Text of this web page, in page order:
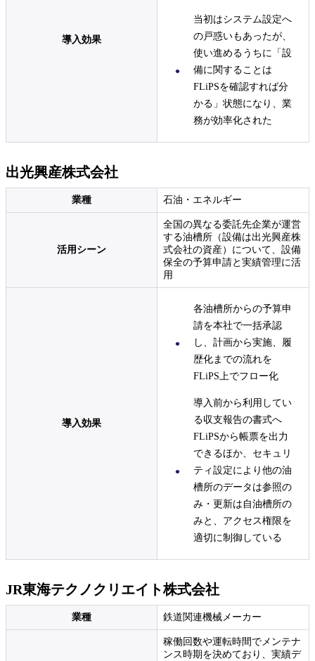
導入効果
当初はシステム設定へ
の戸惑いもあったが、
使い進めるうちに「設
備に関することは
FLiPSを確認すれば分
かる」状態になり、業
務が効率化された
出光興産株式会社
業種 石油・エネルギー
活用シーン
全国の異なる委託先企業が運営
する油槽所（設備は出光興産株
式会社の資産）について、設備
保全の予算申請と実績管理に活
用
導入効果
各油槽所からの予算申
請を本社で一括承認
し、計画から実施、履
歴化までの流れを
FLiPS上でフロー化
導入前から利用してい
る収支報告の書式へ
FLiPSから帳票を出力
できるほか、セキュリ
ティ設定により他の油
槽所のデータは参照の
み・更新は自油槽所の
みと、アクセス権限を
適切に制御している
JR東海テクノクリエイト株式会社
業種 鉄道関連機械メーカー
稼働回数や運転時間でメンテナ
ンス時期を決めており、実績デ